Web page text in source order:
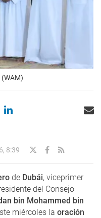
8:39
de Dubái, viceprimer
del Consejo
bin Mohammed bin
miércoles la oración